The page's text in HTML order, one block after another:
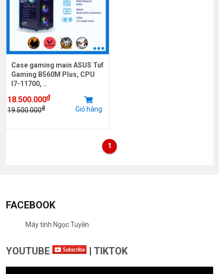
Case gaming main ASUS Tuf
Gaming B560M Plus, CPU
I7-11700, ..
18.500.000₫
19.500.000₫ Giỏ hàng
1
FACEBOOK
Máy tính Ngọc Tuyền
YOUTUBE | TIKTOK